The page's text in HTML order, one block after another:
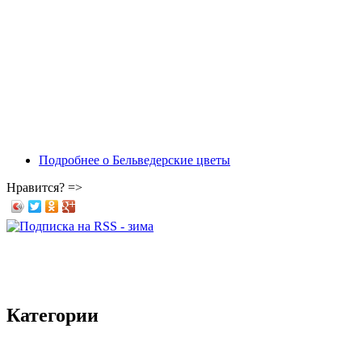
Подробнее о Бельведерские цветы
Нравится? =>
Категории